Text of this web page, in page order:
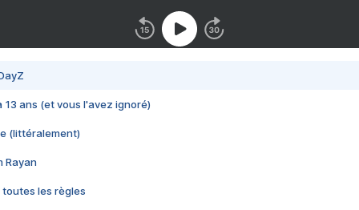
13 ans (et vous l'avez ignoré)
(littéralement)
Rayan
toutes les règles